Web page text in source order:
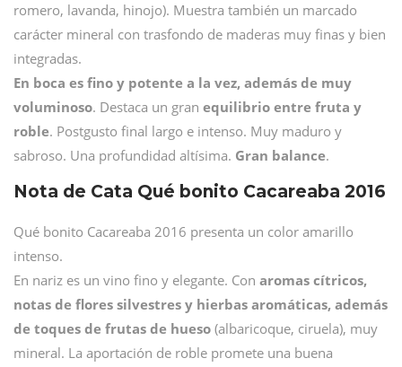
romero, lavanda, hinojo). Muestra también un marcado
carácter mineral con trasfondo de maderas muy finas y bien
integradas.
En boca es fino y potente a la vez, además de muy
voluminoso. Destaca un gran equilibrio entre fruta y
roble. Postgusto final largo e intenso. Muy maduro y
sabroso. Una profundidad altísima. Gran balance.
Nota de Cata Qué bonito Cacareaba 2016
Qué bonito Cacareaba 2016 presenta un color amarillo
intenso.
En nariz es un vino fino y elegante. Con aromas cítricos,
notas de flores silvestres y hierbas aromáticas, además
de toques de frutas de hueso (albaricoque, ciruela), muy
mineral. La aportación de roble promete una buena